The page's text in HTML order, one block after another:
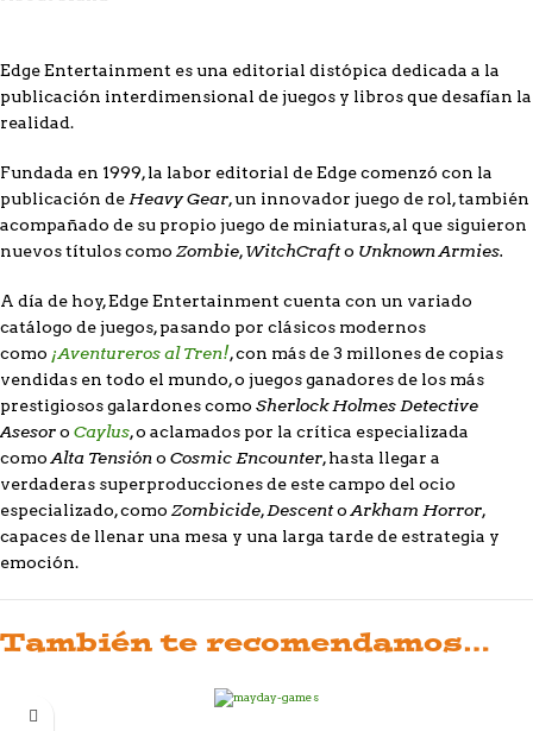
Edge Entertainment es una editorial distópica dedicada a la
publicación interdimensional de juegos y libros que desafían la
realidad.
Fundada en 1999, la labor editorial de Edge comenzó con la
publicación deHeavy Gear, un innovador juego de rol, también
acompañado de su propio juego de miniaturas, al que siguieron
nuevos títulos como Zombie,WitchCrafto Unknown Armies.
A día de hoy, Edge Entertainment cuenta con un variado
catálogo de juegos, pasando por clásicos modernos
como ¡Aventureros al Tren!, con más de 3 millones de copias
vendidas en todo el mundo, o juegos ganadores de los más
prestigiosos galardones como Sherlock Holmes Detective
Asesoro Caylus, o aclamados por la crítica especializada
como Alta Tensióno Cosmic Encounter, hasta llegar a
verdaderas superproducciones de este campo del ocio
especializado, como Zombicide,Descento Arkham Horror,
capaces de llenar una mesa y una larga tarde de estrategia y
emoción.
También te recomendamos…